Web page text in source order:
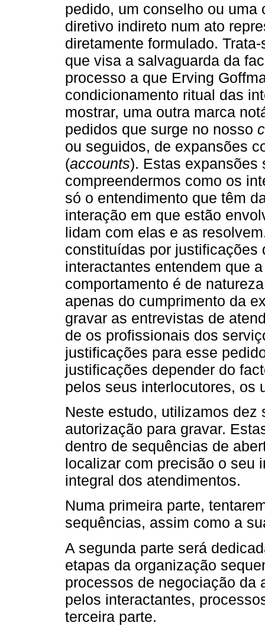
pedido, um conselho ou uma
diretivo indireto num ato
diretamente formulado.
que visa a salvaguarda da
processo a que Erving
condicionamento ritual das
mostrar, uma outra marca
pedidos que surge no nosso
ou seguidos, de expansões
(accounts). Estas expansões
compreendermos como os
só o entendimento que têm
interação em que estão
lidam com elas e as
constituídas por justificações
interactantes ­entendem que
comportamento é de
apenas do cumprimento da
gravar as entrevistas de
de os profissionais dos
justificações para esse
justificações depender do
pelos seus interlocutores, os
Neste estudo, utilizamos dez
autorização para gravar.
dentro de sequências de
localizar com precisão o seu
integral dos atendimentos.
Numa primeira parte,
sequências, assim como a
A segunda parte será
etapas da organização
processos de negociação da
pelos interactantes,
terceira parte.